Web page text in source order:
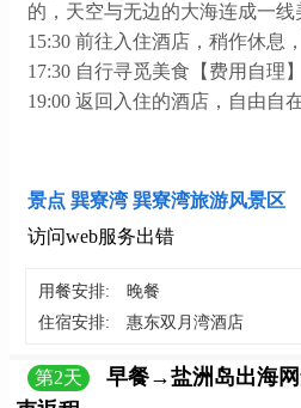
的，天空与无边的大海连成一线
15:30 前往入住酒店，稍作休息
17:30 自行寻觅美食【费用自理】
19:00 返回入住的酒店，自由自
景点 巽寮湾 巽寮湾旅游风景区
访问web服务出错
用餐安排:
晚餐
住宿安排:
惠东双月湾酒店
第2天
早餐→盐洲岛出海